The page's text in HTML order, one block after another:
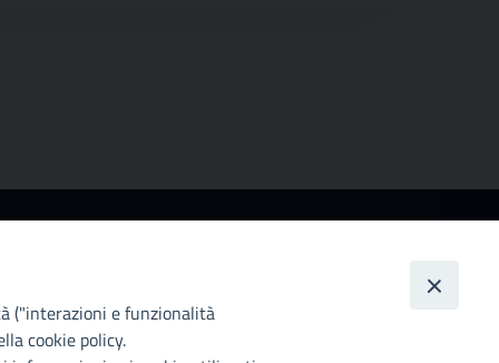
sito web accessibile, conformemente al
10 agosto 2018, n°106 che ha recepito la
UE 2016/2102 del Parlamento euopeo e del
("interazioni e funzionalità
cookie policy.